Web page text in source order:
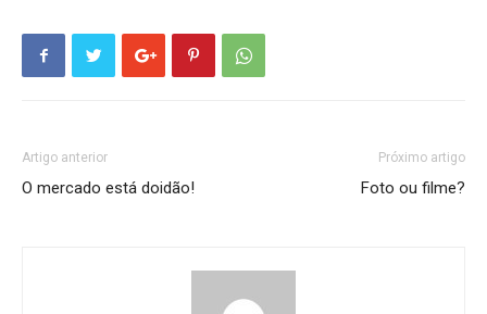
Artigo anterior
O mercado está doidão!
Próximo artigo
Foto ou filme?